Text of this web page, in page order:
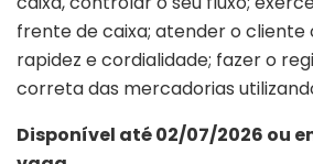
frente de caixa; atender o cliente
rapidez e cordialidade; fazer o
correta das mercadorias
Disponível até 02/07/2026 ou